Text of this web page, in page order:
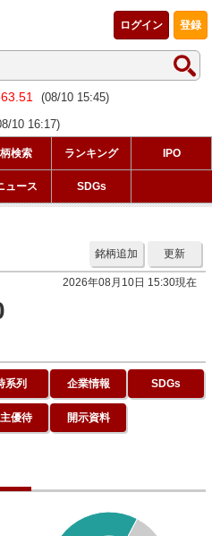
登録
ログイン
(08/10 15:45)
10 16:17)
検索 ランキング IPO
ュース SDGs
更新
銘柄追加
2026年08月10日 15:30現在
系列 企業情報 SDGs
優待 開示資料